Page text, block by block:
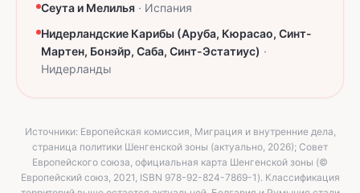
Сеута и Мелилья · Испания
Нидерландские Карибы (Аруба, Кюрасао, Синт-
Мартен, Бонэйр, Саба, Синт-Эстатиус) ·
Нидерланды
Источники: Европейская комиссия, Миграция и внутренние дела,
страница политики Шенгенской зоны (актуально, 2026); Совет
Европейского союза, официальная карта Шенгенской зоны (©
Европейский союз, 2021, ISBN 978-92-824-7869-1). Классификация